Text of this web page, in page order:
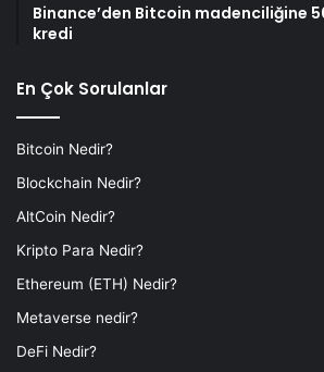
Binance’den Bitcoin madenciliğine
kredi
En Çok Sorulanlar
Bitcoin Nedir?
Blockchain Nedir?
AltCoin Nedir?
Kripto Para Nedir?
Ethereum (ETH) Nedir?
Metaverse nedir?
DeFi Nedir?